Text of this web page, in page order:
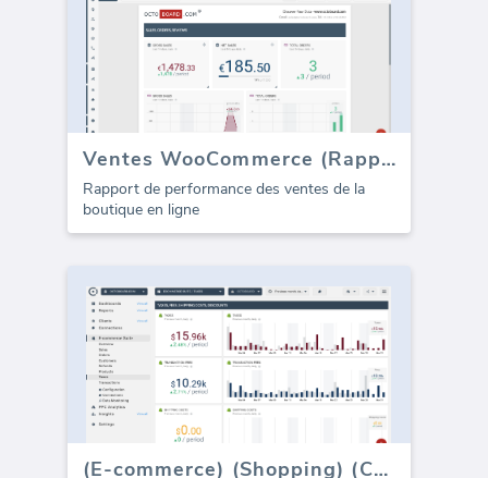
Ventes WooCommerce (Rapport)
Rapport de performance des ventes de la
boutique en ligne
(E-commerce) (Shopping) (Carts)